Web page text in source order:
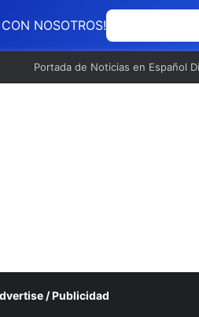
NOSOTROS!
Portada de Noticias en Español
/ Publicidad